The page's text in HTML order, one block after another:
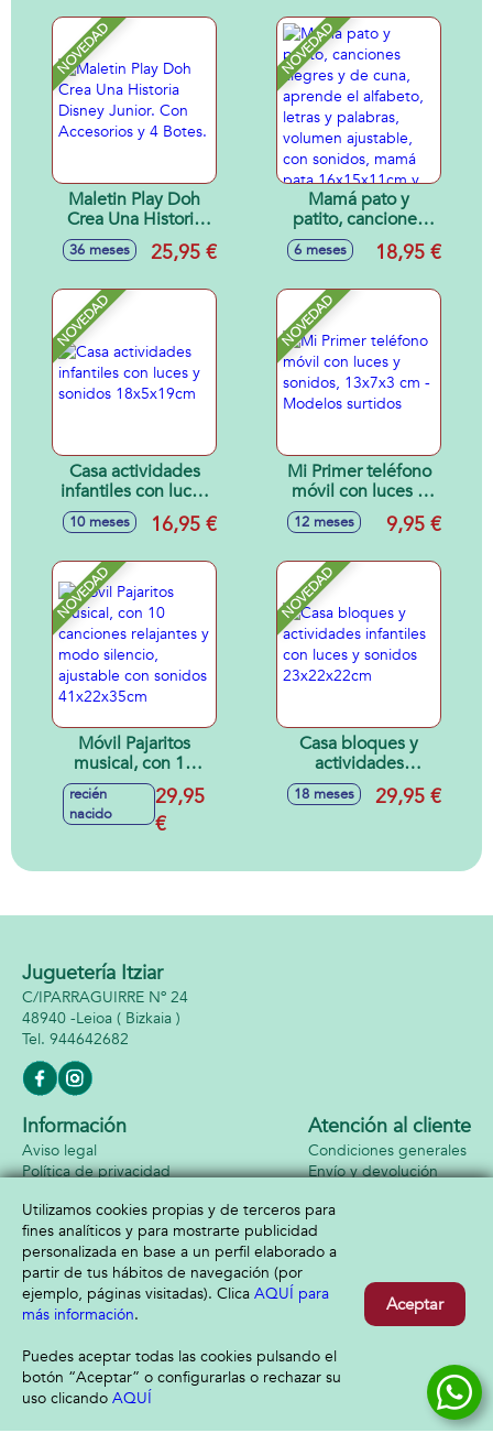
Entrada de micro
compatible Spotify
y Youtube.
NOVEDAD
Maletin Play Doh
Crea Una Historia
Disney Junior. Con
Accesorios y 4
36 meses 25,95 €
NOVEDAD
Mamá pato y
patito, canciones
alegres y de cuna,
aprende el
palabras, volumen
ajustable, con
sonidos, mamá
pata 16x15x11cm y
patito 6x6x4cm
6 meses 18,95 €
NOVEDAD
Casa actividades
infantiles con luces
y sonidos
18x5x19cm
10 meses 16,95 €
NOVEDAD
Mi Primer teléfono
móvil con luces y
sonidos, 13x7x3
cm - Modelos
12 meses 9,95 €
NOVEDAD
Móvil Pajaritos
musical, con 10
canciones
relajantes y modo
silencio, ajustable
recién
nacido
29,95
€
NOVEDAD
Casa bloques y
actividades
infantiles con luces
y sonidos
18 meses 29,95 €
Juguetería Itziar
C/IPARRAGUIRRE Nº 24
48940 -Leioa ( Bizkaia )
944642682
Información
Aviso legal
Política de privacidad
Atención al cliente
Condiciones generales
Envío y devolución
Formas de pago
Utilizamos cookies propias y de terceros para
fines analíticos y para mostrarte publicidad
personalizada en base a un perfil elaborado a
partir de tus hábitos de navegación (por
ejemplo, páginas visitadas). Clica AQUÍ para
más información.
Puedes aceptar todas las cookies pulsando el
botón “Aceptar” o configurarlas o rechazar su
uso clicando AQUÍ
Aceptar